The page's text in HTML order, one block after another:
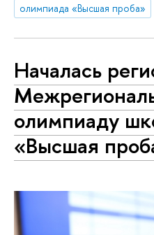
олимпиада «Высшая проба»
Началась
олимпиаду
«Высшая